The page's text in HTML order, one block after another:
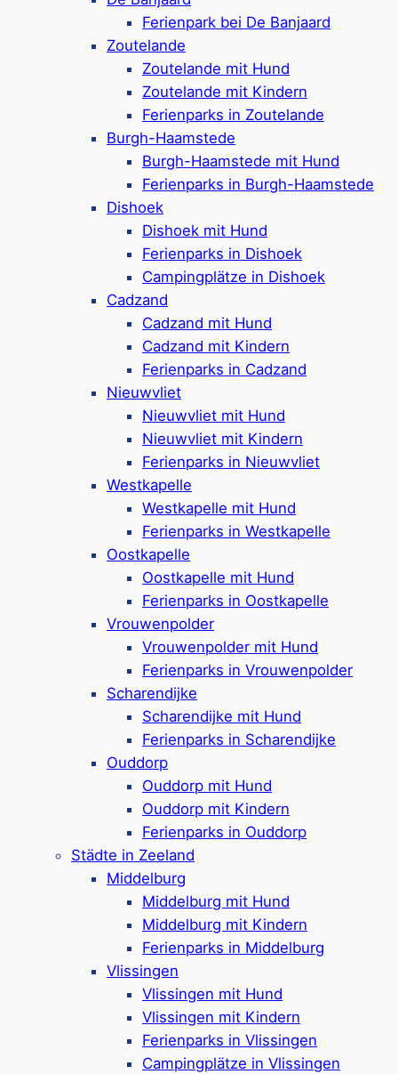
Ferienpark bei De Banjaard
Zoutelande
Zoutelande mit Hund
Zoutelande mit Kindern
Ferienparks in Zoutelande
Burgh-Haamstede
Burgh-Haamstede mit Hund
Ferienparks in Burgh-Haamstede
Dishoek
Dishoek mit Hund
Ferienparks in Dishoek
Campingplätze in Dishoek
Cadzand
Cadzand mit Hund
Cadzand mit Kindern
Ferienparks in Cadzand
Nieuwvliet
Nieuwvliet mit Hund
Nieuwvliet mit Kindern
Ferienparks in Nieuwvliet
Westkapelle
Westkapelle mit Hund
Ferienparks in Westkapelle
Oostkapelle
Oostkapelle mit Hund
Ferienparks in Oostkapelle
Vrouwenpolder
Vrouwenpolder mit Hund
Ferienparks in Vrouwenpolder
Scharendijke
Scharendijke mit Hund
Ferienparks in Scharendijke
Ouddorp
Ouddorp mit Hund
Ouddorp mit Kindern
Ferienparks in Ouddorp
Städte in Zeeland
Middelburg
Middelburg mit Hund
Middelburg mit Kindern
Ferienparks in Middelburg
Vlissingen
Vlissingen mit Hund
Vlissingen mit Kindern
Ferienparks in Vlissingen
Campingplätze in Vlissingen
Ferienparks in Scharendijke
mit Hund – Komfort und
Vielseitigkeit
Ferienparks in Scharendijkebieten Urlaubern
eine große Auswahl an hundefreundlichen
Unterkünften, von modernen Lodges bis hin zu
klassischen Ferienhäusern. Besonders beliebt
Roompot-Parks in Scharendijke
Roompot Zeeland Villageoder dasRoompot
Beach Resort Brouwersdam
hundefreundliche Ferienhäuser mit bis zu 2
Hunden erlauben. Auch Campingplätze in der
Umgebung wie derStrandpark de Zeeuwse
oder derMolecaten Park Wijde Blick
hundefreundlich ausgestattet. Viele Parks bieten
zudem Extras wie Spielplätze, Fahrradverleih,
Pools oder sogar Whirlpools und Saunen in den
Häusern.
Mit Hund am Strand in
Scharendijke – Regeln und
Am Strand von Scharendijke gelten spezielle
Regeln für Hunde, die den Aufenthalt entspannt
und unkompliziert machen.Zwischen dem 1.
Mai und 30. September dürfen Hunde vor
10:00 Uhr und nach 19:00 Uhr frei am Strand
, ansonsten gilt Leinenpflicht.
dieser Saison sind Hunde das ganze Jahr über
ohne Einschränkung erlaubt– informieren Sie
sich aber am besten nochmal vor Ort, die Infos
dazu sollten ausgeschildert sein. Ansonsten gibt
es viele Ferienhäuser in Strandnähe die über
einen (umzäunten) Garten, sodass dein
Vierbeiner auch abseits des Strandes genug